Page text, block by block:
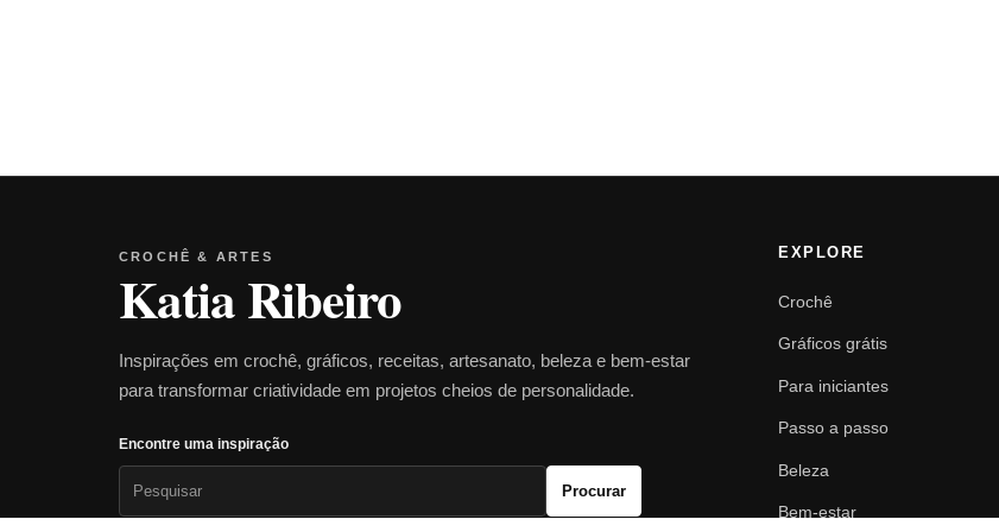
CROCHÊ & ARTES
Katia Ribeiro
Inspirações em crochê, gráficos, receitas, artesanato, beleza e bem-estar
para transformar criatividade em projetos cheios de personalidade.
Encontre uma inspiração
Procurar
EXPLORE
Crochê
Gráficos grátis
Para iniciantes
Passo a passo
Beleza
Bem-estar